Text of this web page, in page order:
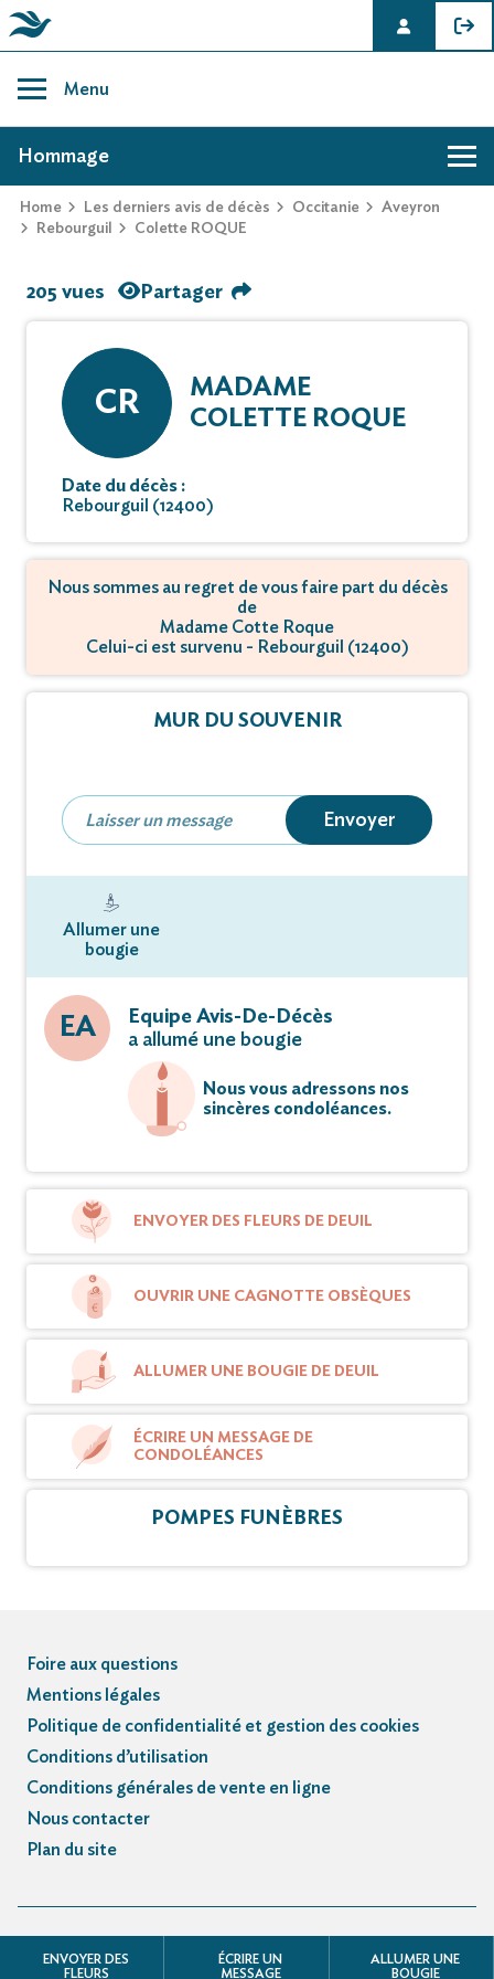
content
Menu
AVIS DE DÉCÈS DE COLETTE ROQUE
Home Les derniers avis de décès Occitanie
Aveyron
Rebourguil
Colette ROQUE
Hommage
205 vues Partager
CR
MADAME
COLETTE ROQUE
Date du décès :
Rebourguil (12400)
Nous sommes au regret de vous faire part du décès
de
Madame Cotte Roque
Celui-ci est survenu - Rebourguil (12400)
MUR DU SOUVENIR
Envoyer
Allumer une
bougie
EA
Equipe Avis-De-Décès
a allumé une bougie
Nous vous adressons nos
sincères condoléances.
ENVOYER DES FLEURS DE DEUIL
OUVRIR UNE CAGNOTTE OBSÈQUES
ALLUMER UNE BOUGIE DE DEUIL
ÉCRIRE UN MESSAGE DE
CONDOLÉANCES
POMPES FUNÈBRES
ENVOYER DES
FLEURS
ÉCRIRE UN
MESSAGE
ALLUMER UNE
BOUGIE
Foire aux questions
Mentions légales
Politique de confidentialité et gestion des cookies
Conditions d’utilisation
Conditions générales de vente en ligne
Nous contacter
Plan du site
© Registre des avis de décès et obsèques - 3.3.5